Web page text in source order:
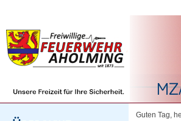
Guten Tag,